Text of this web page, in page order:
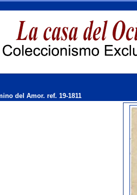
del Amor. ref. 19-1811